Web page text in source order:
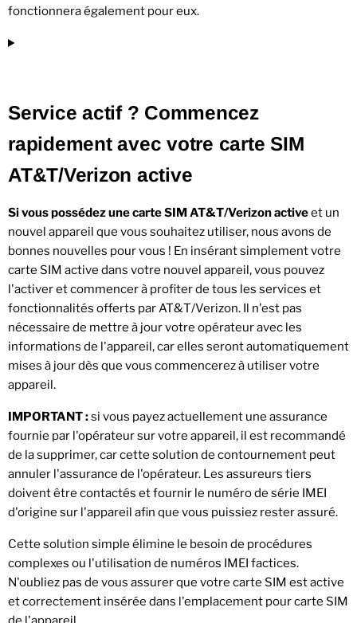
fonctionnera également pour eux.
Service actif ? Commencez
rapidement avec votre carte SIM
AT&T/Verizon active
Si vous possédez une carte SIM AT&T/Verizon activeet un
nouvel appareil que vous souhaitez utiliser, nous avons de
bonnes nouvelles pour vous ! En insérant simplement votre
carte SIM active dans votre nouvel appareil, vous pouvez
l'activer et commencer à profiter de tous les services et
fonctionnalités offerts par AT&T/Verizon. Il n'est pas
nécessaire de mettre à jour votre opérateur avec les
informations de l'appareil, car elles seront automatiquement
mises à jour dès que vous commencerez à utiliser votre
appareil.
IMPORTANT :si vous payez actuellement une assurance
fournie par l'opérateur sur votre appareil, il est recommandé
de la supprimer, car cette solution de contournement peut
annuler l'assurance de l'opérateur. Les assureurs tiers
doivent être contactés et fournir le numéro de série IMEI
d'origine sur l'appareil afin que vous puissiez rester assuré.
Cette solution simple élimine le besoin de procédures
complexes ou l'utilisation de numéros IMEI factices.
N'oubliez pas de vous assurer que votre carte SIM est active
et correctement insérée dans l'emplacement pour carte SIM